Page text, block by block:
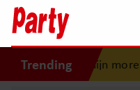
Trending
“Mijn zus is mijn morele